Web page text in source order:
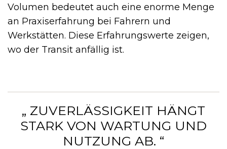
Volumen bedeutet auch eine enorme Menge
an Praxiserfahrung bei Fahrern und
Werkstätten. Diese Erfahrungswerte zeigen,
wo der Transit anfällig ist.
„ ZUVERLÄSSIGKEIT HÄNGT
STARK VON WARTUNG UND
NUTZUNG AB. “